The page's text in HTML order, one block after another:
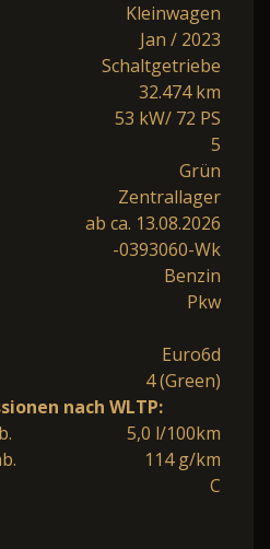
Kleinwagen
Jan / 2023
Schaltgetriebe
32.474 km
53 kW/ 72 PS
5
Grün
Zentrallager
ab ca. 13.08.2026
-0393060-Wk
Benzin
Pkw
Euro6d
4 (Green)
nach WLTP:
5,0 l/100km
114 g/km
C